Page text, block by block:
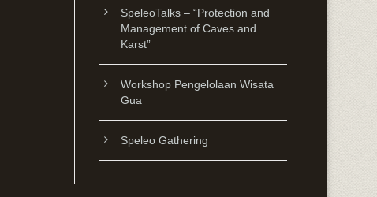
SpeleoTalks – “Protection and
Management of Caves and
Karst”
Workshop Pengelolaan Wisata
Gua
Speleo Gathering